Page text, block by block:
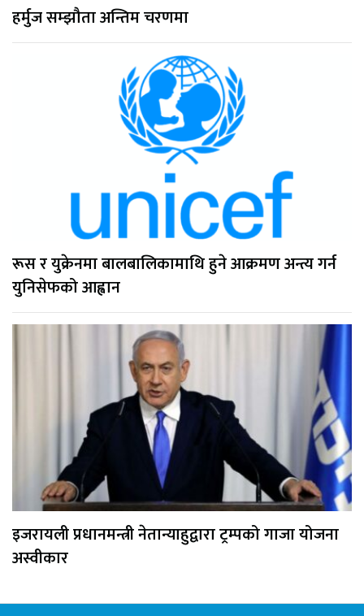
हर्मुज सम्झौता अन्तिम चरणमा
रूस र युक्रेनमा बालबालिकामाथि हुने आक्रमण अन्त्य गर्न
युनिसेफको आह्वान
इजरायली प्रधानमन्त्री नेतान्याहुद्वारा ट्रम्पको गाजा योजना
अस्वीकार